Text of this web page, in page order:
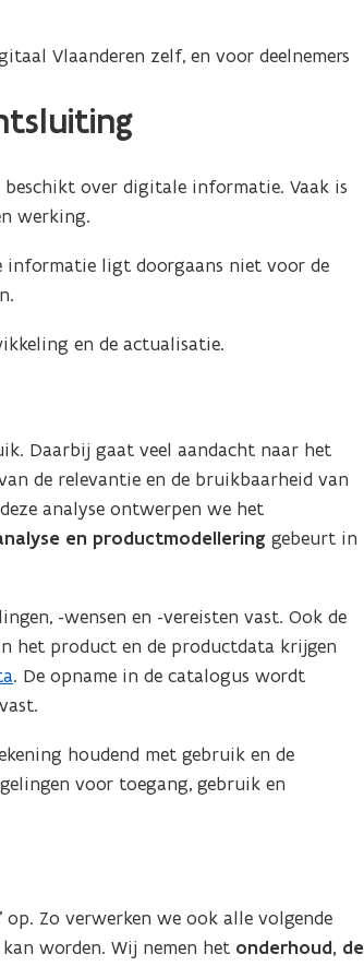
Vlaanderen zelf, en voor deelnemers
over digitale informatie. Vaak is
werking.
informatie ligt doorgaans niet voor de
en de actualisatie.
Daarbij gaat veel aandacht naar het
de relevantie en de bruikbaarheid van
analyse ontwerpen we het
en productmodellering gebeurt in
-wensen en -vereisten vast. Ook de
het product en de productdata krijgen
. De opname in de catalogus wordt
houdend met gebruik en de
voor toegang, gebruik en
Zo verwerken we ook alle volgende
worden. Wij nemen het onderhoud, de